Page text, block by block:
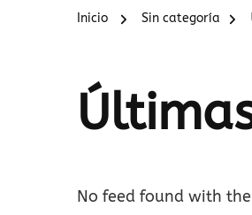
Inicio Sin categoría
No feed found with